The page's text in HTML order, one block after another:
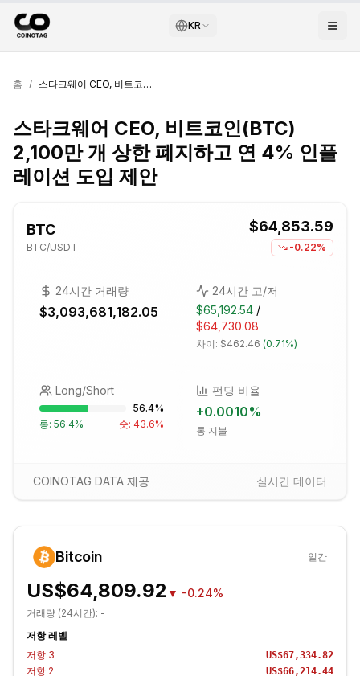
KR
홈 / 스타크웨어 CEO, 비트코인(BTC) 2,100만 개 상한 폐지하고 연 4% 인플레이션 도입 제안
스타크웨어 CEO, 비트코인(BTC)
2,100만 개 상한 폐지하고 연 4% 인플
레이션 도입 제안
BTC
BTC/USDT
$64,853.59
-0.22%
24시간 거래량
$3,093,681,182.05
24시간 고/저
$65,192.54 /
$64,730.08
차이: $462.46 (0.71%)
Long/Short
56.4%
롱: 56.4% 숏: 43.6%
펀딩 비율
+0.0010%
롱 지불
COINOTAG DATA 제공 실시간 데이터
Bitcoin 일간
US$64,809.92 ▼ -0.24%
거래량 (24시간): -
저항 레벨
저항 3 US$67,334.82
저항 2 US$66,214.44